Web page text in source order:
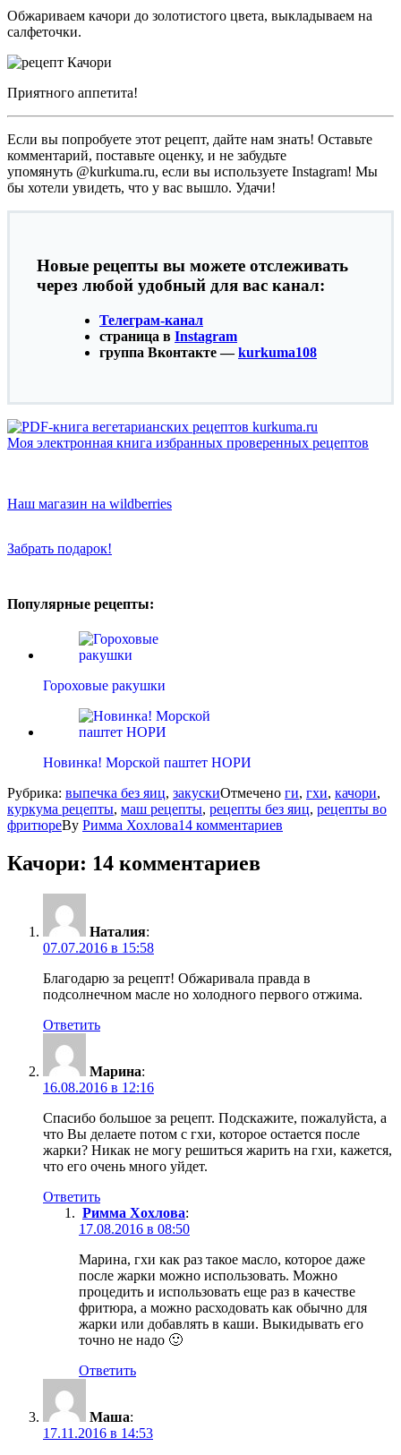
Обжариваем качори до золотистого цвета, выкладываем на
салфеточки.
Приятного аппетита!
Если вы попробуете этот рецепт, дайте нам знать! Оставьте
комментарий, поставьте оценку, и не забудьте
упомянуть @kurkuma.ru, если вы используете Instagram! Мы
бы хотели увидеть, что у вас вышло. Удачи!
Новые рецепты вы можете отслеживать
через любой удобный для вас канал:
Телеграм-канал
страница в Instagram
группа Вконтакте —kurkuma108
Моя электронная книга избранных проверенных рецептов
Наш магазин на wildberries
Забрать подарок!
Популярные рецепты:
Гороховые ракушки
Новинка! Морской паштет НОРИ
Рубрика: выпечка без яиц, закускиОтмечено ги, гхи, качори,
куркума рецепты, маш рецепты, рецепты без яиц, рецепты во
фритюреBy Римма Хохлова14 комментариев
Качори: 14 комментариев
Наталия:
07.07.2016 в 15:58
Благодарю за рецепт! Обжаривала правда в
подсолнечном масле но холодного первого отжима.
Ответить
Марина:
16.08.2016 в 12:16
Спасибо большое за рецепт. Подскажите, пожалуйста, а
что Вы делаете потом с гхи, которое остается после
жарки? Никак не могу решиться жарить на гхи, кажется,
что его очень много уйдет.
Ответить
Римма Хохлова:
17.08.2016 в 08:50
Марина, гхи как раз такое масло, которое даже
после жарки можно использовать. Можно
процедить и использовать еще раз в качестве
фритюра, а можно расходовать как обычно для
жарки или добавлять в каши. Выкидывать его
точно не надо 🙂
Ответить
Маша:
17.11.2016 в 14:53